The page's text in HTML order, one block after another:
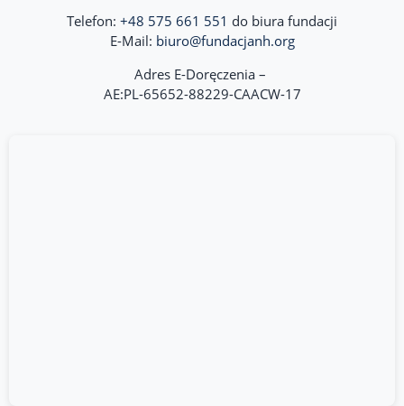
Telefon: +48 575 661 551 do biura fundacji
E-Mail: biuro@fundacjanh.org
Adres E-Doręczenia –
AE:PL-65652-88229-CAACW-17